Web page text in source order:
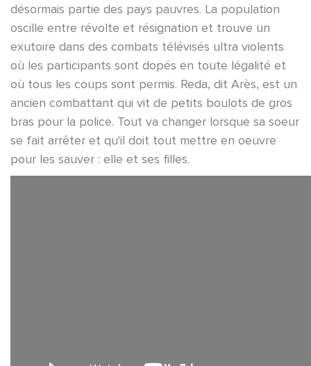
désormais partie des pays pauvres. La population
oscille entre révolte et résignation et trouve un
exutoire dans des combats télévisés ultra violents
où les participants sont dopés en toute légalité et
où tous les coups sont permis. Reda, dit Arès, est un
ancien combattant qui vit de petits boulots de gros
bras pour la police. Tout va changer lorsque sa soeur
se fait arrêter et qu'il doit tout mettre en oeuvre
pour les sauver : elle et ses filles.